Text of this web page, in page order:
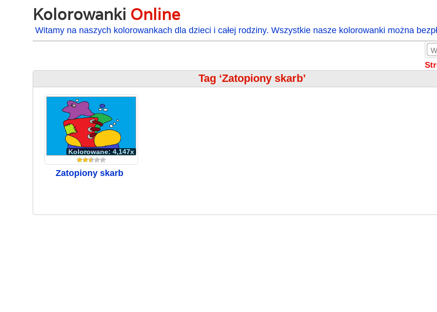
Kolorowanki Online
Witamy na naszych kolorowankach dla dzieci i całej rodziny. Wszystkie nasze kolorowanki można
Tag ‘Zatopiony skarb’
Kolorowane: 4,147x
Zatopiony skarb